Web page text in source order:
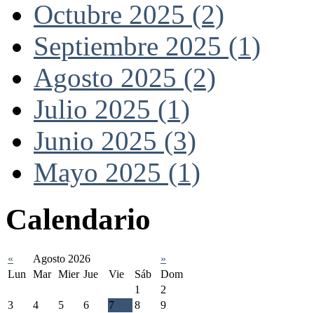
Octubre 2025 (2)
Septiembre 2025 (1)
Agosto 2025 (2)
Julio 2025 (1)
Junio 2025 (3)
Mayo 2025 (1)
Calendario
« Agosto 2026
»
Lun
Mar Mier Jue Vie Sáb
Dom
1
2
3
4 5 6 7 8
9